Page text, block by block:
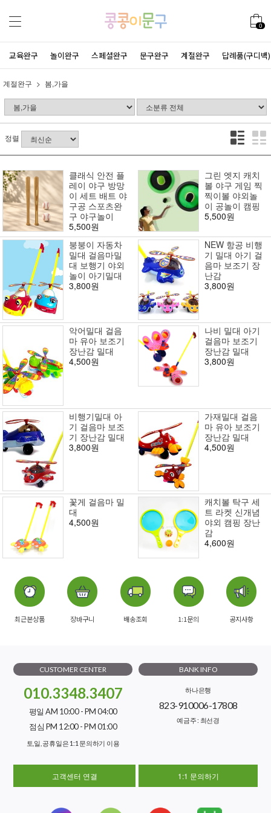
0
교육완구 놀이완구 스페셜완구 문구완구 계절완구 답례품(구디백)
계절완구 봄,가을
정렬
클래식 안전 플
레이 야구 방망
이 세트 배트 야
구공 스포츠완
구 야구놀이
5,500원
그린 엣지 캐치
볼 야구 게임 찍
찍이볼 야외놀
이 공놀이 캠핑
5,500원
붕붕이 자동차
밀대 걸음마밀
대 보행기 야외
놀이 아기밀대
3,800원
NEW 항공 비행
기 밀대 아기 걸
음마 보조기 장
난감
3,800원
악어밀대 걸음
마 유아 보조기
장난감 밀대
4,500원
나비 밀대 아기
걸음마 보조기
장난감 밀대
3,800원
비행기밀대 아
기 걸음마 보조
기 장난감 밀대
3,800원
가재밀대 걸음
마 유아 보조기
장난감 밀대
4,500원
꽃게 걸음마 밀
대
4,500원
캐치볼 탁구 세
트 라켓 신개념
야외 캠핑 장난
감
4,600원
최근본상품 장바구니 배송조회 1:1문의 공지사항
CUSTOMER CENTER
010.3348.3407
평일 AM 10:00 - PM 04:00
점심 PM 12:00 - PM 01:00
토,일, 공휴일은 1:1 문의하기 이용
BANK INFO
하나은행
823-910006-17808
예금주 : 최선경
고객센터 연결 1:1 문의하기